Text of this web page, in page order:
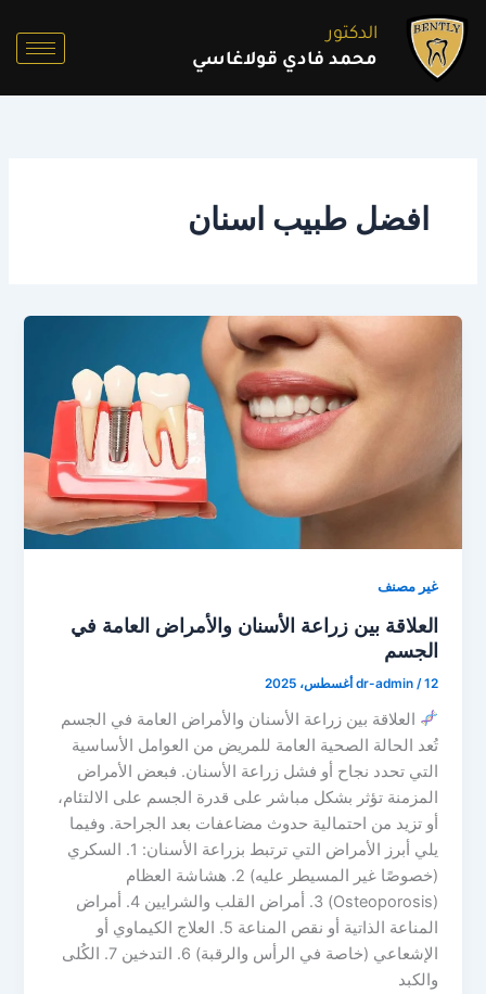
إلى
المحتوى
الدكتور
محمد فادي قولاغاسي
افضل طبيب اسنان
غير مصنف
العلاقة بين زراعة الأسنان والأمراض العامة في
الجسم
dr-admin /12 أغسطس، 2025
العلاقة بين زراعة الأسنان والأمراض العامة في الجسم
تُعد الحالة الصحية العامة للمريض من العوامل الأساسية
التي تحدد نجاح أو فشل زراعة الأسنان. فبعض الأمراض
المزمنة تؤثر بشكل مباشر على قدرة الجسم على الالتئام،
أو تزيد من احتمالية حدوث مضاعفات بعد الجراحة. وفيما
يلي أبرز الأمراض التي ترتبط بزراعة الأسنان: 1. السكري
(خصوصًا غير المسيطر عليه) 2. هشاشة العظام
(Osteoporosis) 3. أمراض القلب والشرايين 4. أمراض
المناعة الذاتية أو نقص المناعة 5. العلاج الكيماوي أو
الإشعاعي (خاصة في الرأس والرقبة) 6. التدخين 7. الكُلى
والكبد